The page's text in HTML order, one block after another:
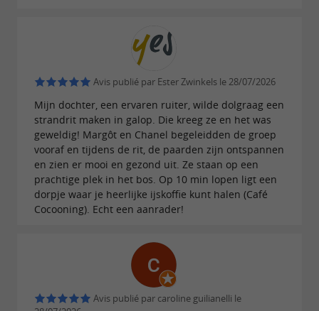
Avis publié par Ester Zwinkels le 28/07/2026
Mijn dochter, een ervaren ruiter, wilde dolgraag een
strandrit maken in galop. Die kreeg ze en het was
geweldig! Margôt en Chanel begeleidden de groep
vooraf en tijdens de rit, de paarden zijn ontspannen
en zien er mooi en gezond uit. Ze staan op een
prachtige plek in het bos. Op 10 min lopen ligt een
dorpje waar je heerlijke ijskoffie kunt halen (Café
Cocooning). Echt een aanrader!
Avis publié par caroline guilianelli le